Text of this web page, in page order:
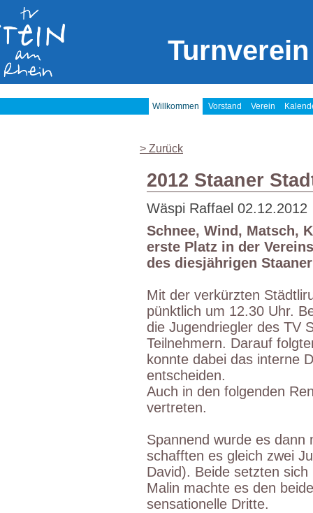
Willkommen Vorstand Verein
> Zurück
2012 Staaner
Wäspi Raffael 02.12.2012
Schnee, Wind, Matsch,
erste Platz in der
des diesjährigen
Mit der verkürzten
pünktlich um 12.30 Uhr.
die Jugendriegler des TV
Teilnehmern. Darauf
konnte dabei das interne
entscheiden.
Auch in den folgenden
vertreten.
Spannend wurde es dann
schafften es gleich zwei
David). Beide setzten
Malin machte es den
sensationelle Dritte.